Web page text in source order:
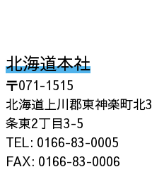
北海道本社
〒071-1515
北海道上川郡東神楽町北3
条東2丁目3-5
TEL: 0166-83-0005
FAX: 0166-83-0006